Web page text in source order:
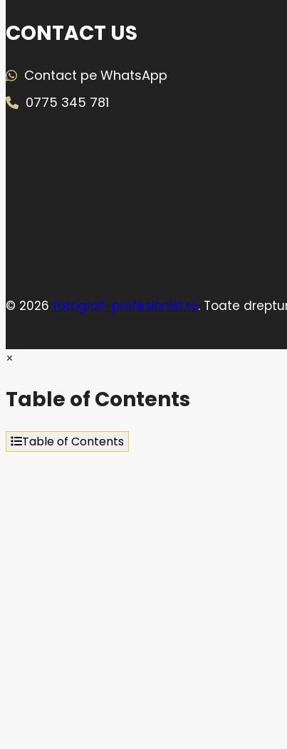
CONTACT US
Contact pe WhatsApp
0775 345 781
© 2026 fotograf-profesionist.ro. Toate
×
Table of Contents
Table of Contents